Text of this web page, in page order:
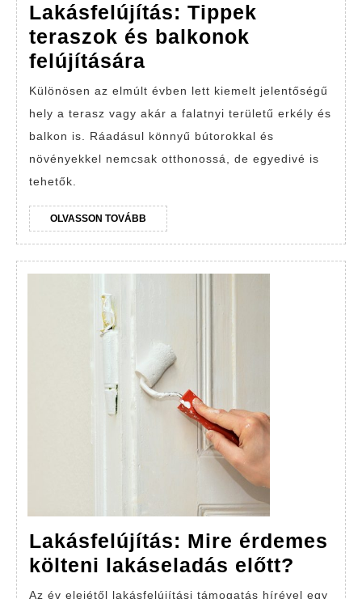
Lakásfelújítás: Tippek
teraszok és balkonok
felújítására
Tippek
teraszok
és
balkonok
Különösen az elmúlt évben lett kiemelt jelentőségű
hely a terasz vagy akár a falatnyi területű erkély és
balkon is. Ráadásul könnyű bútorokkal és
növényekkel nemcsak otthonossá, de egyedivé is
tehetők.
OLVASSON TOVÁBB OLVASSON
TOVÁBB
Lakásfelújítás: Mire érdemes
költeni lakáseladás előtt?
Mire
Az év elejétől lakásfelújítási támogatás hírével egy